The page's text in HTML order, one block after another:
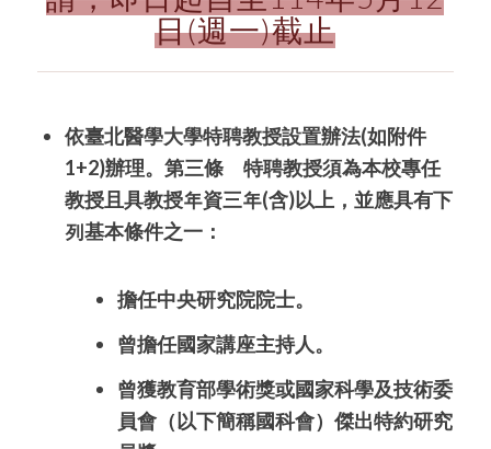
日(週一)截止
依臺北醫學大學特聘教授設置辦法(如附件
1+2)辦理。 第三條 特聘教授須為本校專任
教授且 具教授年資三年(含)以上 ，並應具有下
列基本條件之一：
擔任中央研究院院士。
曾擔任國家講座主持人。
曾獲教育部學術獎或國家科學及技術委
員會（以下簡稱國科會）傑出特約研究